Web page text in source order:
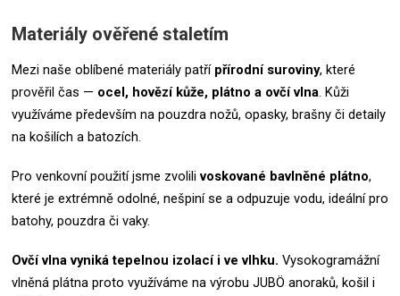
Materiály ověřené staletím
Mezi naše oblíbené materiály patří přírodní suroviny, které
prověřil čas — ocel, hovězí kůže, plátno a ovčí vlna. Kůži
využíváme především na pouzdra nožů, opasky, brašny či detaily
na košilích a batozích.
Pro venkovní použití jsme zvolili voskované bavlněné plátno,
které je extrémně odolné, nešpiní se a odpuzuje vodu, ideální pro
batohy, pouzdra či vaky.
Ovčí vlna vyniká tepelnou izolací i ve vlhku. Vysokogramážní
vlněná plátna proto využíváme na výrobu JUBÖ anoraků, košil i